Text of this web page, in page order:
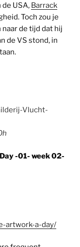
USA, Barrack
Toch zou je
de tijd dat hij
de VS stond, in
-01- week 02-
artwork-a-day/